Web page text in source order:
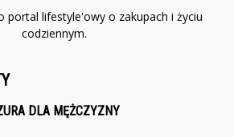
portal lifestyle'owy o zakupach i życiu
codziennym.
DLA MĘŻCZYZNY